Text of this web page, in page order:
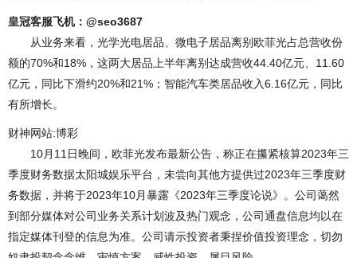
皇冠客服飞机：@seo3687
从业务来看，光学光电居品、微电子居品离别欧菲光占总营收份
额的70%和18%，这两大居品上半年离别达成营收44.40亿元、11.60
亿元，同比下滑约20%和21%；智能汽车类居品收入6.16亿元，同比
有所增长。
财神网站:博彩
10月11日晚间，欧菲光发布最新公告，称正在攥紧核算2023年三
季度财务数据太阳城娱乐平台，未尝向其他方提供过2023年三季度财
务数据，并将于2023年10月暴露《2023年三季度论说》。公司蔼然
到部分媒体对公司业务关系计划波及热门观念，公司通盘信息均以在
指定媒体刊登的信息为准。公司请示投资者秉捏价值投资理念，切勿